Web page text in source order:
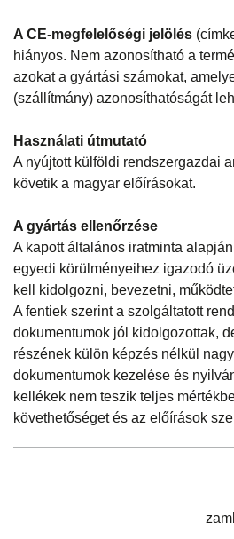
A CE-megfelelőségi jelölés
hiányos. Nem azonosítható a
azokat a gyártási számokat,
(szállítmány) azonosíthatóságát
Használati útmutató
A nyújtott külföldi rendszergazdai
követik a magyar előírásokat.
A gyártás ellenőrzése
A kapott általános iratminta
egyedi körülményeihez igazodó
kell kidolgozni, bevezetni,
A fentiek szerint a szolgáltatott
dokumentumok jól kidolgozottak,
részének külön képzés nélkül
dokumentumok kezelése és
kellékek nem teszik teljes
követhetőséget és az előírások